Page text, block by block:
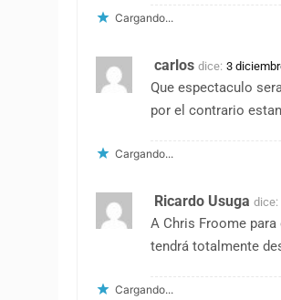
Cargando...
carlos dice: 3
Que espectaculo
por el contrario
Cargando...
Ricardo Usuga dice:
A Chris Froome
tendrá totalmente
Cargando...